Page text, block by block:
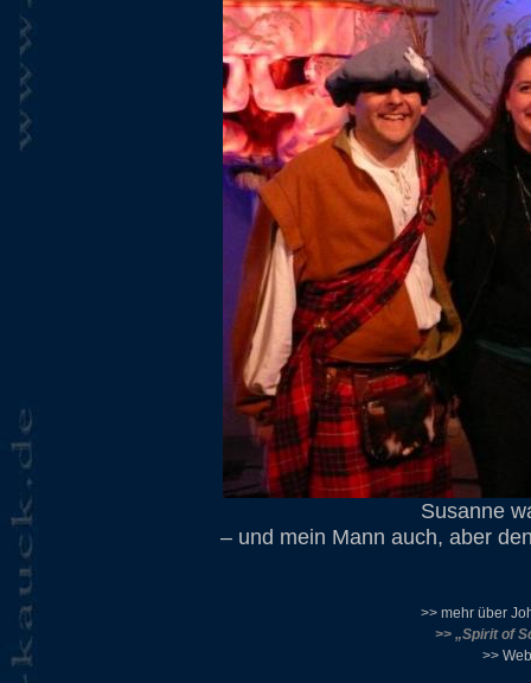
Susanne
– und mein Mann auch, aber
>> mehr über
>> „Spirit of
>>